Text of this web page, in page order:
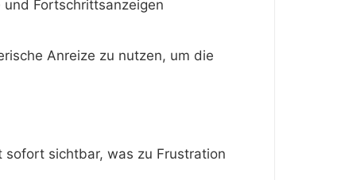
Fortschrittsanzeigen
Anreize zu nutzen, um die
sofort sichtbar, was zu Frustration